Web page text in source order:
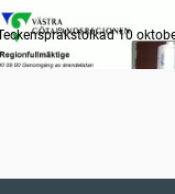
Information om